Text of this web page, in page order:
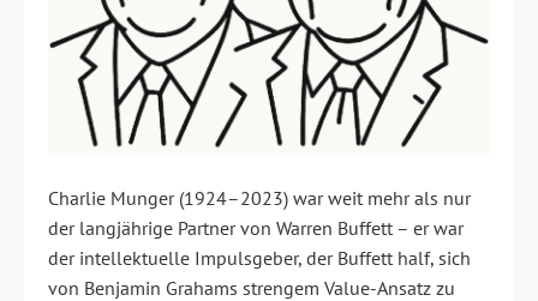
Charlie Munger (1924–2023) war weit mehr als nur
der langjährige Partner von Warren Buffett – er war
der intellektuelle Impulsgeber, der Buffett half, sich
von Benjamin Grahams strengem Value-Ansatz zu